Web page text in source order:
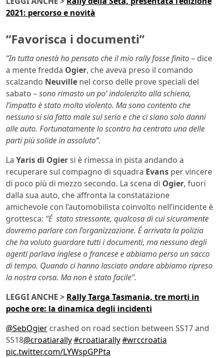
2021: percorso e novità
“Favorisca i documenti”
“In tutta onestà ho pensato che il mio rally fosse finito– dice
a mente fredda Ogier, che aveva preso il comando
scalzando Neuville nel corso delle prove speciali del
sabato –sono rimasto un po’ indolenzito alla schiena,
l’impatto è stato molto violento. Ma sono contento che
nessuno si sia fatto male sul serio e che ci siano solo danni
alle auto. Fortunatamente lo scontro ha centrato una delle
parti più solide in assoluto”.
La Yaris di Ogiersi è rimessa in pista andando a
recuperare sul compagno di squadra Evans per vincere
di poco più di mezzo secondo. La scena di Ogier, fuori
dalla sua auto, che affronta la constatazione
amichevole con l’automobilista coinvolto nell’incidente è
grottesca: “É stato stressante, qualcosa di cui sicuramente
dovremo parlare con l’organizzazione. É arrivata la polizia
che ha voluto guardare tutti i documenti, ma nessuno degli
agenti parlava inglese o francese e abbiamo perso un sacco
di tempo. Quando ci hanno lasciato andare abbiamo ripreso
la nostra corsa. Ma non è stato facile”.
LEGGI ANCHE > Rally Targa Tasmania, tre morti in
poche ore: la dinamica degli incidenti
@SebOgier crashed on road section between SS17 and
SS18@croatiarally#croatiarally#wrccroatia
pic.twitter.com/LYWspGPPta